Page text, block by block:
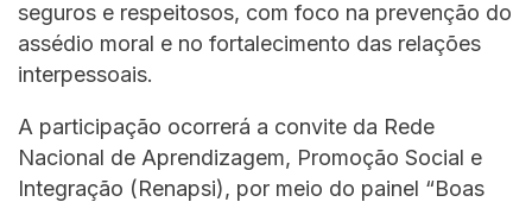
seguros e respeitosos, com foco na prevenção do
assédio moral e no fortalecimento das relações
interpessoais.
A participação ocorrerá a convite da Rede
Nacional de Aprendizagem, Promoção Social e
Integração (Renapsi), por meio do painel “Boas